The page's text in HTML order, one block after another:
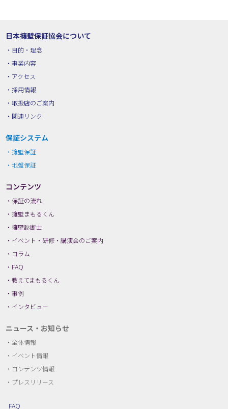
日本擁壁保証協会について
目的・理念
事業内容
アクセス
採用情報
取扱店のご案内
関連リンク
保証システム
擁壁保証
地盤保証
コンテンツ
保証の流れ
擁壁まもるくん
擁壁診断士
イベント・研修・講演会のご案内
コラム
FAQ
教えてまもるくん
事例
インタビュー
ニュース・お知らせ
全体情報
イベント情報
コンテンツ情報
プレスリリース
FAQ